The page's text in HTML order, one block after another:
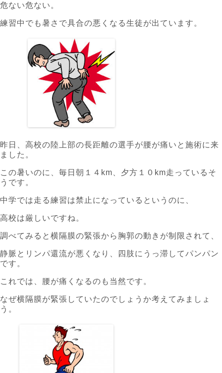
危ない危ない。
練習中でも暑さで具合の悪くなる生徒が出ています。
昨日、高校の陸上部の長距離の選手が腰が痛いと施術に来
ました。
この暑いのに、毎日朝１４km、夕方１０km走っているそ
うです。
中学では走る練習は禁止になっているというのに、
高校は厳しいですね。
調べてみると横隔膜の緊張から胸郭の動きが制限されて、
静脈とリンパ還流が悪くなり、四肢にうっ滞してパンパン
です。
これでは、腰が痛くなるのも当然です。
なぜ横隔膜が緊張していたのでしょうか考えてみましょ
う。